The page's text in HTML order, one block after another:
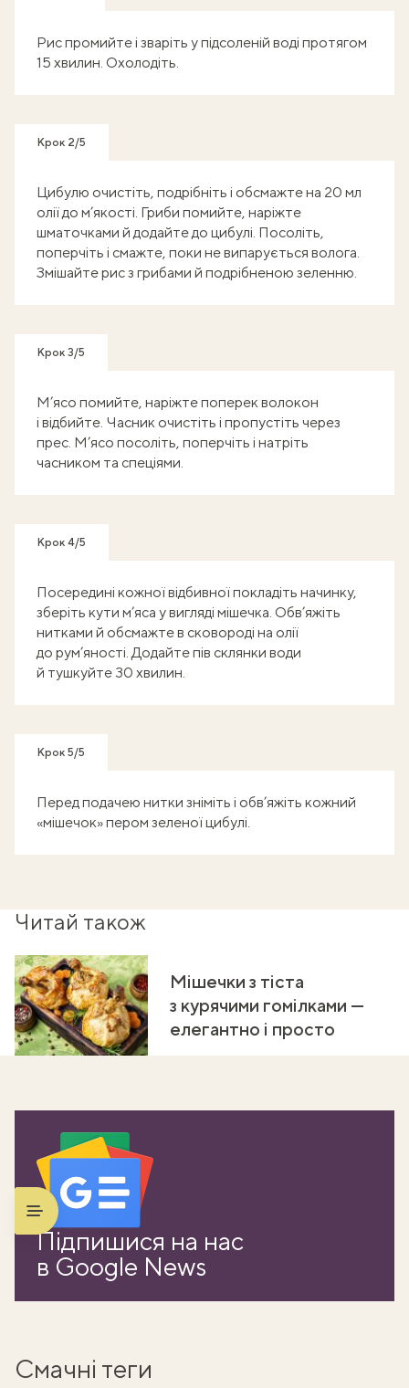
Рис промийте і зваріть у підсоленій воді протягом
15 хвилин. Охолодіть.
Крок 2/5
Цибулю очистіть, подрібніть і обсмажте на 20 мл
олії до м’якості. Гриби помийте, наріжте
шматочками й додайте до цибулі. Посоліть,
поперчіть і смажте, поки не випарується волога.
Змішайте рис з грибами й подрібненою зеленню.
Крок 3/5
М’ясо помийте, наріжте поперек волокон
і відбийте. Часник очистіть і пропустіть через
прес. М’ясо посоліть, поперчіть і натріть
часником та спеціями.
Крок 4/5
Посередині кожної відбивної покладіть начинку,
зберіть кути м’яса у вигляді мішечка. Обв’яжіть
нитками й обсмажте в сковороді на олії
до рум’яності. Додайте пів склянки води
й тушкуйте 30 хвилин.
Крок 5/5
Перед подачею нитки зніміть і обв’яжіть кожний
«мішечок» пером зеленої цибулі.
Читай також
Мішечки з тіста
з курячими гомілками —
елегантно і просто
Підпишися на нас
в Google News
Смачні теги